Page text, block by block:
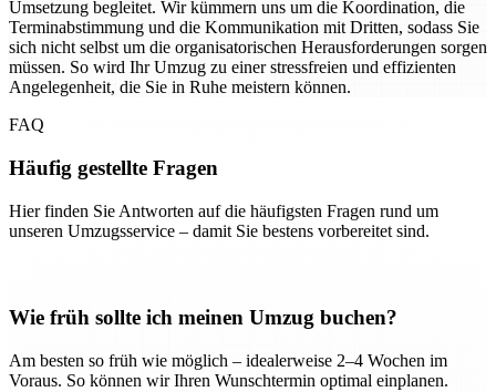
Umsetzung begleitet. Wir kümmern uns um die Koordination, die
Terminabstimmung und die Kommunikation mit Dritten, sodass Sie
sich nicht selbst um die organisatorischen Herausforderungen sorgen
müssen. So wird Ihr Umzug zu einer stressfreien und effizienten
Angelegenheit, die Sie in Ruhe meistern können.
FAQ
Häufig gestellte Fragen
Hier finden Sie Antworten auf die häufigsten Fragen rund um
unseren Umzugsservice – damit Sie bestens vorbereitet sind.
Wie früh sollte ich meinen Umzug buchen?
Am besten so früh wie möglich – idealerweise 2–4 Wochen im
Voraus. So können wir Ihren Wunschtermin optimal einplanen.